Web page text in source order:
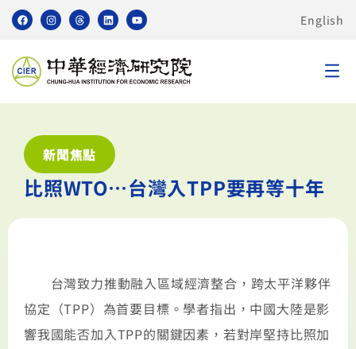
English
新聞焦點
比照WTO…台灣入TPP要再等十年
台灣致力推動融入區域經濟整合，跨太平洋夥伴
協定（TPP）為首要目標。學者指出，中國大陸是影
響我國能否加入TPP的關鍵因素，若對岸堅持比照加